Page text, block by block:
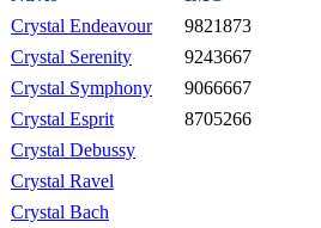
Crystal Endeavour
9821873
Crystal Serenity
9243667
Crystal Symphony
9066667
Crystal Esprit
8705266
Crystal Debussy
Crystal Ravel
Crystal Bach